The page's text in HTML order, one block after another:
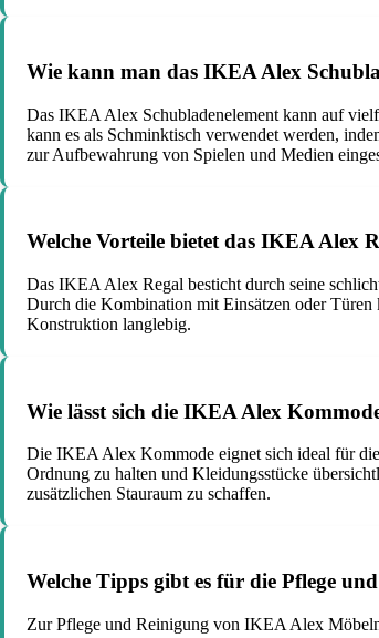
Wie kann man das IKEA Alex
Das IKEA Alex Schubladenelement kann auf
kann es als Schminktisch verwendet werden,
zur Aufbewahrung von Spielen und Medien
Welche Vorteile bietet das IKEA Alex
Das IKEA Alex Regal besticht durch seine
Durch die Kombination mit Einsätzen oder Türen
Konstruktion langlebig.
Wie lässt sich die IKEA Alex
Die IKEA Alex Kommode eignet sich ideal für
Ordnung zu halten und Kleidungsstücke
zusätzlichen Stauraum zu schaffen.
Welche Tipps gibt es für die Pflege
Zur Pflege und Reinigung von IKEA Alex